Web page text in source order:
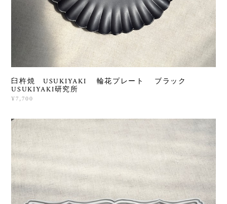
臼杵焼 USUKIYAKI 輪花プレート ブラック
USUKIYAKI研究所
¥7,700